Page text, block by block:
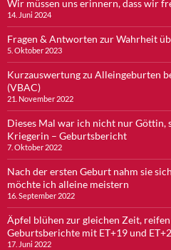
Wir müssen uns erinnern, dass wir
14. Juni 2024
Fragen & Antworten zur Wahrheit
5. Oktober 2023
Kurzauswertung zu Alleingeburten
(VBAC)
21. November 2022
Dieses Mal war ich nicht nur Göttin,
Kriegerin – Geburtsbericht
7. Oktober 2022
Nach der ersten Geburt nahm sie
möchte ich alleine meistern
16. September 2022
Äpfel blühen zur gleichen Zeit,
Geburtsberichte mit ET+19 und
17. Juni 2022